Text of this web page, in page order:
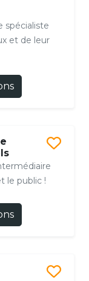
spécialiste
et de leur
le public !